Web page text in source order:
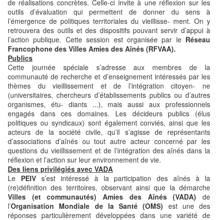
de réalisations concrètes. Celle-ci invite à une réflexion sur les
outils d’évaluation qui permettent de donner du sens à
l’émergence de politiques territoriales du vieillisse- ment. On y
retrouvera des outils et des dispositifs pouvant servir d’appui à
l’action publique. Cette session est organisée par le Réseau
Francophone des Villes Amies des Aînés (RFVAA).
Publics
Cette journée spéciale s’adresse aux membres de la
communauté de recherche et d’enseignement intéressés par les
thèmes du vieillissement et de l’intégration citoyen- ne
(universitaires, chercheurs d’établissements publics ou d’autres
organismes, étu- diants ...), mais aussi aux professionnels
engagés dans ces domaines. Les décideurs publics (élus
politiques ou syndicaux) sont également conviés, ainsi que les
acteurs de la société civile, qu’il s’agisse de représentants
d’associations d’aînés ou tout autre acteur concerné par les
questions du vieillissement et de l’intégration des aînés dans la
réflexion et l’action sur leur environnement de vie.
Des liens privilégiés avec VADA
Le PEIVs’est intéressé à la participation des aînés à la
(re)définition des territoires, observant ainsi que la démarche
Villes (et communautés) Amies des Aînés (VADA) de
l’Organisation Mondiale de la Santé (OMS) est une des
réponses particulièrement développées dans une variété de